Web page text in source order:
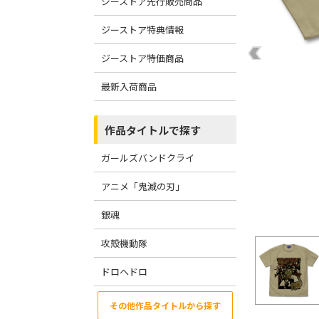
ジーストア特典情報
ジーストア特価商品
最新入荷商品
作品タイトルで探す
ガールズバンドクライ
アニメ「鬼滅の刃」
銀魂
攻殻機動隊
ドロヘドロ
その他作品タイトルから探す